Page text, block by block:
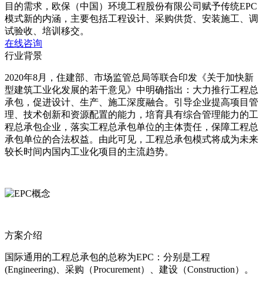
目的需求，欧保（中国）环境工程股份有限公司赋予传统EPC
模式新的内涵，主要包括工程设计、采购供货、安装施工、调
试验收、培训移交。
在线咨询
行业背景
2020年8月，住建部、市场监管总局等联合印发《关于加快新
型建筑工业化发展的若干意见》中明确指出：大力推行工程总
承包，促进设计、生产、施工深度融合。引导企业提高项目管
理、技术创新和资源配置的能力，培育具有综合管理能力的工
程总承包企业，落实工程总承包单位的主体责任，保障工程总
承包单位的合法权益。由此可见，工程总承包模式将成为未来
较长时间内国内工业化项目的主流趋势。
方案介绍
国际通用的工程总承包的总称为EPC：分别是工程
(Engineering)、采购（Procurement）、建设（Construction）。